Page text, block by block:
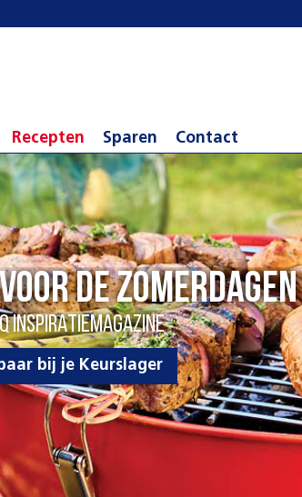
Recepten Sparen Contact
de zomerdagen
INSPIRATIEMAGAZINE
bij je Keurslager